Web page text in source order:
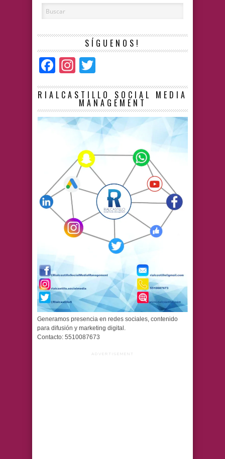
SÍGUENOS!
Facebook
Instagram
RIALCASTILLO SOCIAL MEDIA
MANAGEMENT
Generamos presencia en redes sociales, contenido
para difusión y marketing digital.
Contacto: 5510087673
ADVERTISEMENT